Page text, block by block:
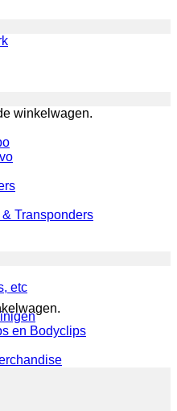
winkelwagen.
Transponders
etc
en Bodyclips